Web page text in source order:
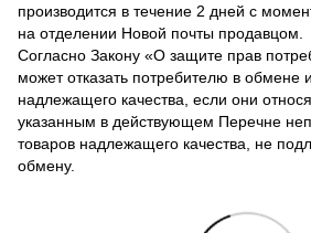
производится в течение 2 дней с
на отделении Новой почты продавцом.
Согласно Закону «О защите прав
может отказать потребителю в обмене
надлежащего качества, если они
указанным в действующем Перечне
товаров надлежащего качества, не
обмену.